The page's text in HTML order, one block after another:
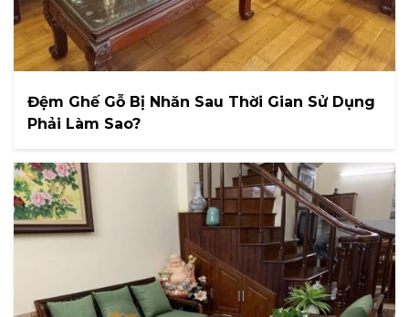
Đệm Ghế Gỗ Bị Nhăn Sau Thời Gian Sử Dụng
Phải Làm Sao?